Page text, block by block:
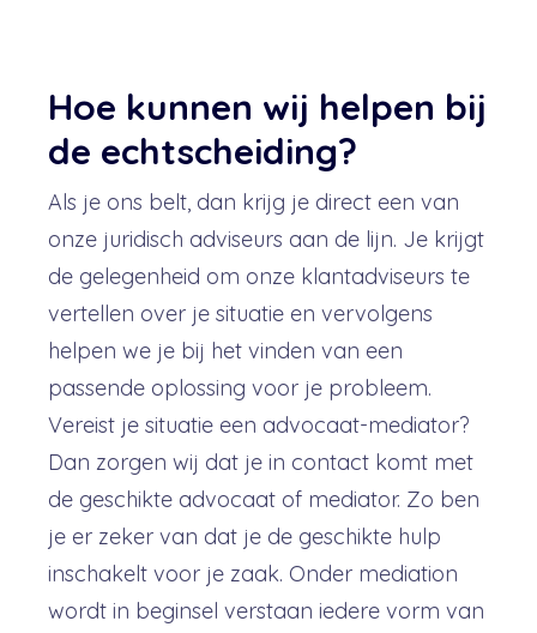
Hoe kunnen wij helpen bij
de echtscheiding?
Als je ons belt, dan krijg je direct een van
onze juridisch adviseurs aan de lijn. Je krijgt
de gelegenheid om onze klantadviseurs te
vertellen over je situatie en vervolgens
helpen we je bij het vinden van een
passende oplossing voor je probleem.
Vereist je situatie een advocaat-mediator?
Dan zorgen wij dat je in contact komt met
de geschikte advocaat of mediator. Zo ben
je er zeker van dat je de geschikte hulp
inschakelt voor je zaak. Onder mediation
wordt in beginsel verstaan iedere vorm van